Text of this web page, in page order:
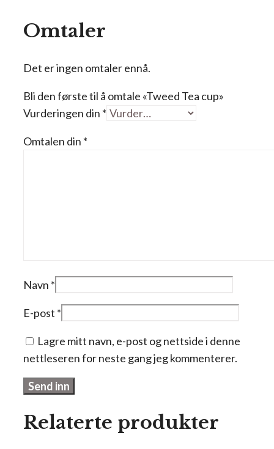
Omtaler
Det er ingen omtaler ennå.
Bli den første til å omtale «Tweed Tea cup»
Vurderingen din *
Omtalen din *
Navn *
E-post *
Lagre mitt navn, e-post og nettside i denne
nettleseren for neste gang jeg kommenterer.
Relaterte produkter